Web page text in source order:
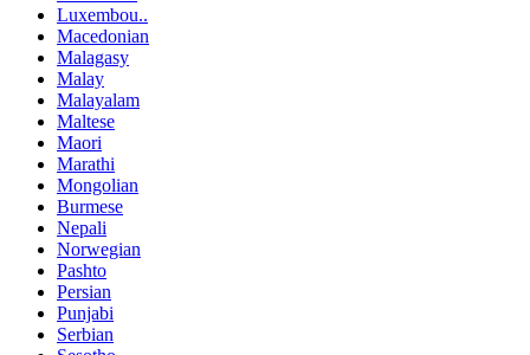
Luxembou..
Macedonian
Malagasy
Malay
Malayalam
Maltese
Maori
Marathi
Mongolian
Burmese
Nepali
Norwegian
Pashto
Persian
Punjabi
Serbian